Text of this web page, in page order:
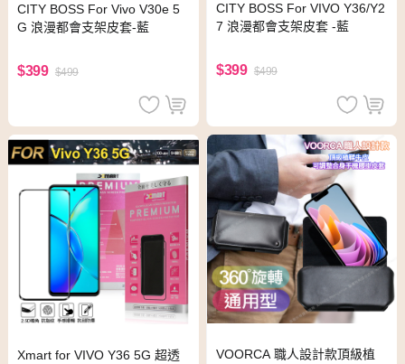
CITY BOSS For Vivo V30e 5
G 浪漫都會支架皮套-藍
$399 $499
CITY BOSS For VIVO Y36/Y2
7 浪漫都會支架皮套 -藍
$399 $499
Xmart for VIVO Y36 5G 超透
VOORCA 職人設計款頂級植